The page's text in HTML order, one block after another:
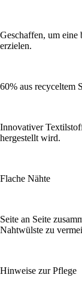
Geschaffen, um eine
erzielen.
60% aus recyceltem
Innovativer
hergestellt wird.
Flache Nähte
Seite an Seite
Nahtwülste zu
Hinweise zur Pflege